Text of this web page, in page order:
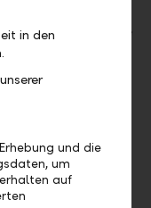
wurde
erneut die
Wünschen für
in den
und die
um
auf